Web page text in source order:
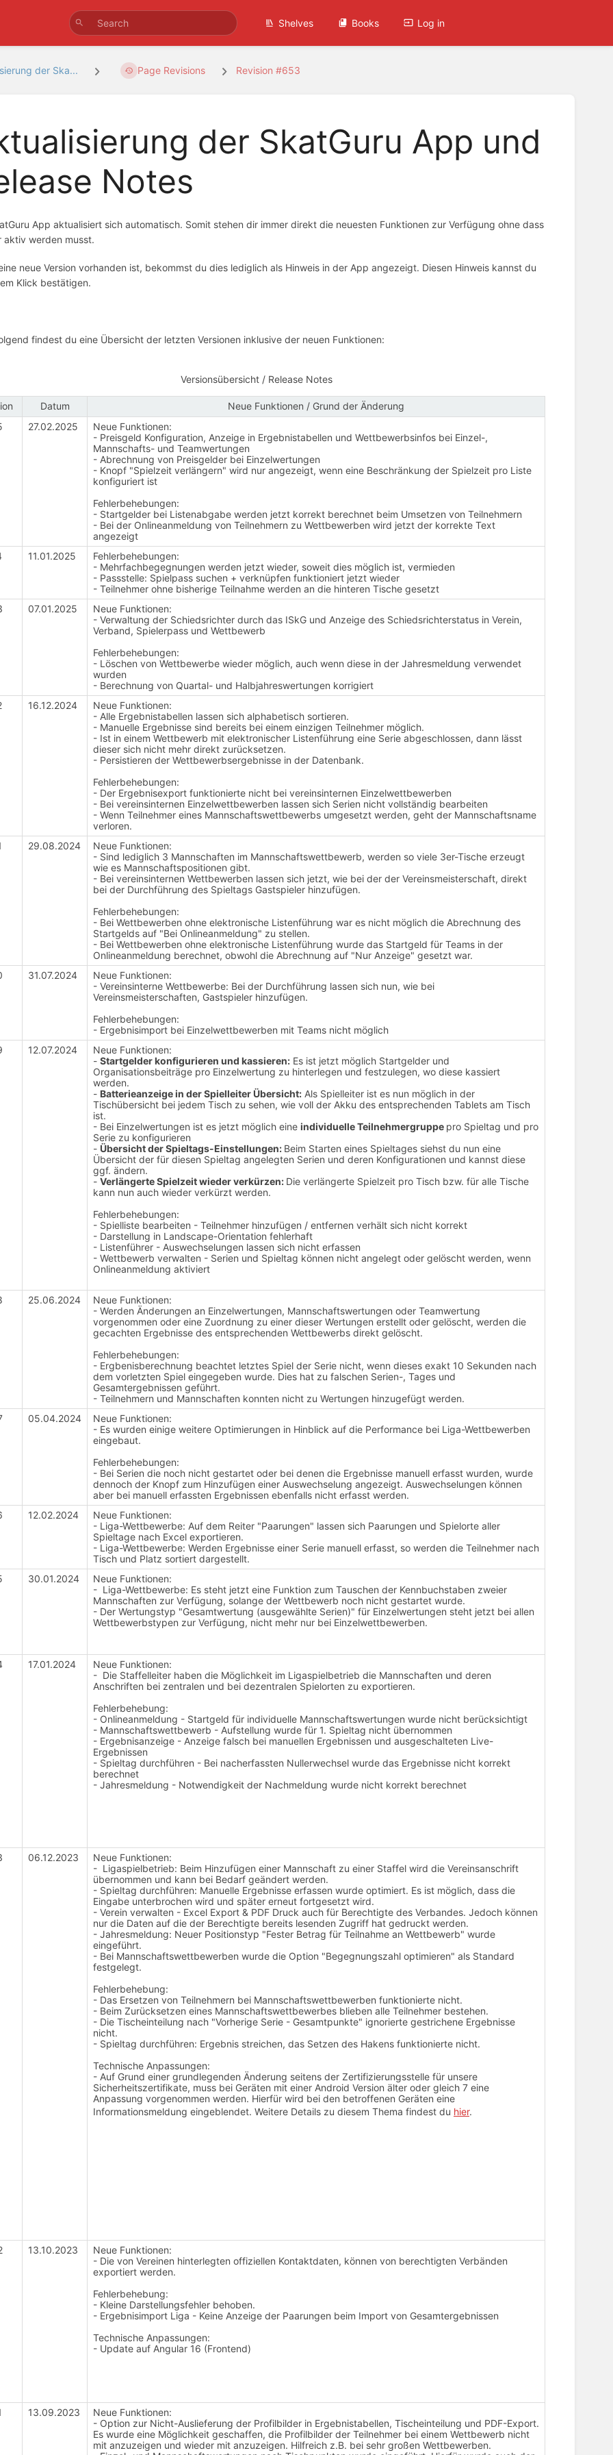
Shelves Books Log in
der Ska... Page Revisions Revision #653
der SkatGuru App und
Notes
App aktualisiert sich automatisch. Somit stehen dir immer direkt die neuesten Funktionen zur Verfügung ohne dass
aktiv werden musst.
neue Version vorhanden ist, bekommst du dies lediglich als Hinweis in der App angezeigt. Diesen Hinweis kannst du
Klick bestätigen.
findest du eine Übersicht der letzten Versionen inklusive der neuen Funktionen:
Versionsübersicht / Release Notes
Datum
Neue Funktionen / Grund der Änderung
27.02.2025
Neue Funktionen:
- Preisgeld Konfiguration, Anzeige in Ergebnistabellen und Wettbewerbsinfos bei Einzel-,
Mannschafts- und Teamwertungen
- Abrechnung von Preisgelder bei Einzelwertungen
- Knopf "Spielzeit verlängern" wird nur angezeigt, wenn eine Beschränkung der Spielzeit pro Liste
konfiguriert ist
Fehlerbehebungen:
- Startgelder bei Listenabgabe werden jetzt korrekt berechnet beim Umsetzen von Teilnehmern
- Bei der Onlineanmeldung von Teilnehmern zu Wettbewerben wird jetzt der korrekte Text
angezeigt
11.01.2025
Fehlerbehebungen:
- Mehrfachbegegnungen werden jetzt wieder, soweit dies möglich ist, vermieden
- Passstelle: Spielpass suchen + verknüpfen funktioniert jetzt wieder
- Teilnehmer ohne bisherige Teilnahme werden an die hinteren Tische gesetzt
07.01.2025
Neue Funktionen:
- Verwaltung der Schiedsrichter durch das ISkG und Anzeige des Schiedsrichterstatus in Verein,
Verband, Spielerpass und Wettbewerb
Fehlerbehebungen:
- Löschen von Wettbewerbe wieder möglich, auch wenn diese in der Jahresmeldung verwendet
wurden
- Berechnung von Quartal- und Halbjahreswertungen korrigiert
16.12.2024
Neue Funktionen:
- Alle Ergebnistabellen lassen sich alphabetisch sortieren.
- Manuelle Ergebnisse sind bereits bei einem einzigen Teilnehmer möglich.
- Ist in einem Wettbewerb mit elektronischer Listenführung eine Serie abgeschlossen, dann lässt
dieser sich nicht mehr direkt zurücksetzen.
- Persistieren der Wettbewerbsergebnisse in der Datenbank.
Fehlerbehebungen:
- Der Ergebnisexport funktionierte nicht bei vereinsinternen Einzelwettbewerben
- Bei vereinsinternen Einzelwettbewerben lassen sich Serien nicht vollständig bearbeiten
- Wenn Teilnehmer eines Mannschaftswettbewerbs umgesetzt werden, geht der Mannschaftsname
verloren.
29.08.2024
Neue Funktionen:
- Sind lediglich 3 Mannschaften im Mannschaftswettbewerb, werden so viele 3er-Tische erzeugt
wie es Mannschaftspositionen gibt.
- Bei vereinsinternen Wettbewerben lassen sich jetzt, wie bei der der Vereinsmeisterschaft, direkt
bei der Durchführung des Spieltags Gastspieler hinzufügen.
Fehlerbehebungen:
- Bei Wettbewerben ohne elektronische Listenführung war es nicht möglich die Abrechnung des
Startgelds auf "Bei Onlineanmeldung" zu stellen.
- Bei Wettbewerben ohne elektronische Listenführung wurde das Startgeld für Teams in der
Onlineanmeldung berechnet, obwohl die Abrechnung auf "Nur Anzeige" gesetzt war.
31.07.2024
Neue Funktionen:
- Vereinsinterne Wettbewerbe: Bei der Durchführung lassen sich nun, wie bei
Vereinsmeisterschaften, Gastspieler hinzufügen.
Fehlerbehebungen:
- Ergebnisimport bei Einzelwettbewerben mit Teams nicht möglich
12.07.2024
Neue Funktionen:
- Startgelder konfigurieren und kassieren: Es ist jetzt möglich Startgelder und
Organisationsbeiträge pro Einzelwertung zu hinterlegen und festzulegen, wo diese kassiert
werden.
- Batterieanzeige in der Spielleiter Übersicht: Als Spielleiter ist es nun möglich in der
Tischübersicht bei jedem Tisch zu sehen, wie voll der Akku des entsprechenden Tablets am Tisch
ist.
- Bei Einzelwertungen ist es jetzt möglich eine individuelle Teilnehmergruppe pro Spieltag und pro
Serie zu konfigurieren
- Übersicht der Spieltags-Einstellungen: Beim Starten eines Spieltages siehst du nun eine
Übersicht der für diesen Spieltag angelegten Serien und deren Konfigurationen und kannst diese
ggf. ändern.
- Verlängerte Spielzeit wieder verkürzen: Die verlängerte Spielzeit pro Tisch bzw. für alle Tische
kann nun auch wieder verkürzt werden.
Fehlerbehebungen:
- Spielliste bearbeiten - Teilnehmer hinzufügen / entfernen verhält sich nicht korrekt
- Darstellung in Landscape-Orientation fehlerhaft
- Listenführer - Auswechselungen lassen sich nicht erfassen
- Wettbewerb verwalten - Serien und Spieltag können nicht angelegt oder gelöscht werden, wenn
Onlineanmeldung aktiviert
25.06.2024
Neue Funktionen:
- Werden Änderungen an Einzelwertungen, Mannschaftswertungen oder Teamwertung
vorgenommen oder eine Zuordnung zu einer dieser Wertungen erstellt oder gelöscht, werden die
gecachten Ergebnisse des entsprechenden Wettbewerbs direkt gelöscht.
Fehlerbehebungen:
- Ergbenisberechnung beachtet letztes Spiel der Serie nicht, wenn dieses exakt 10 Sekunden nach
dem vorletzten Spiel eingegeben wurde. Dies hat zu falschen Serien-, Tages und
Gesamtergebnissen geführt.
- Teilnehmern und Mannschaften konnten nicht zu Wertungen hinzugefügt werden.
05.04.2024
Neue Funktionen:
- Es wurden einige weitere Optimierungen in Hinblick auf die Performance bei Liga-Wettbewerben
eingebaut.
Fehlerbehebungen:
- Bei Serien die noch nicht gestartet oder bei denen die Ergebnisse manuell erfasst wurden, wurde
dennoch der Knopf zum Hinzufügen einer Auswechselung angezeigt. Auswechselungen können
aber bei manuell erfassten Ergebnissen ebenfalls nicht erfasst werden.
12.02.2024
Neue Funktionen:
- Liga-Wettbewerbe: Auf dem Reiter "Paarungen" lassen sich Paarungen und Spielorte aller
Spieltage nach Excel exportieren.
- Liga-Wettbewerbe: Werden Ergebnisse einer Serie manuell erfasst, so werden die Teilnehmer nach
Tisch und Platz sortiert dargestellt.
30.01.2024
Neue Funktionen:
- Liga-Wettbewerbe: Es steht jetzt eine Funktion zum Tauschen der Kennbuchstaben zweier
Mannschaften zur Verfügung, solange der Wettbewerb noch nicht gestartet wurde.
- Der Wertungstyp "Gesamtwertung (ausgewählte Serien)" für Einzelwertungen steht jetzt bei allen
Wettbewerbstypen zur Verfügung, nicht mehr nur bei Einzelwettbewerben.
17.01.2024
Neue Funktionen:
- Die Staffelleiter haben die Möglichkeit im Ligaspielbetrieb die Mannschaften und deren
Anschriften bei zentralen und bei dezentralen Spielorten zu exportieren.
Fehlerbehebung:
- Onlineanmeldung - Startgeld für individuelle Mannschaftswertungen wurde nicht berücksichtigt
- Mannschaftswettbewerb - Aufstellung wurde für 1. Spieltag nicht übernommen
- Ergebnisanzeige - Anzeige falsch bei manuellen Ergebnissen und ausgeschalteten Live-
Ergebnissen
- Spieltag durchführen - Bei nacherfassten Nullerwechsel wurde das Ergebnisse nicht korrekt
berechnet
- Jahresmeldung - Notwendigkeit der Nachmeldung wurde nicht korrekt berechnet
06.12.2023
Neue Funktionen:
- Ligaspielbetrieb: Beim Hinzufügen einer Mannschaft zu einer Staffel wird die Vereinsanschrift
übernommen und kann bei Bedarf geändert werden.
- Spieltag durchführen: Manuelle Ergebnisse erfassen wurde optimiert. Es ist möglich, dass die
Eingabe unterbrochen wird und später erneut fortgesetzt wird.
- Verein verwalten - Excel Export & PDF Druck auch für Berechtigte des Verbandes. Jedoch können
nur die Daten auf die der Berechtigte bereits lesenden Zugriff hat gedruckt werden.
- Jahresmeldung: Neuer Positionstyp "Fester Betrag für Teilnahme an Wettbewerb" wurde
eingeführt.
- Bei Mannschaftswettbewerben wurde die Option "Begegnungszahl optimieren" als Standard
festgelegt.
Fehlerbehebung:
- Das Ersetzen von Teilnehmern bei Mannschaftswettbewerben funktionierte nicht.
- Beim Zurücksetzen eines Mannschaftswettbewerbes blieben alle Teilnehmer bestehen.
- Die Tischeinteilung nach "Vorherige Serie - Gesamtpunkte" ignorierte gestrichene Ergebnisse
nicht.
- Spieltag durchführen: Ergebnis streichen, das Setzen des Hakens funktionierte nicht.
Technische Anpassungen:
- Auf Grund einer grundlegenden Änderung seitens der Zertifizierungsstelle für unsere
Sicherheitszertifikate, muss bei Geräten mit einer Android Version älter oder gleich 7 eine
Anpassung vorgenommen werden. Hierfür wird bei den betroffenen Geräten eine
Informationsmeldung eingeblendet. Weitere Details zu diesem Thema findest du hier.
13.10.2023
Neue Funktionen:
- Die von Vereinen hinterlegten offiziellen Kontaktdaten, können von berechtigten Verbänden
exportiert werden.
Fehlerbehebung:
- Kleine Darstellungsfehler behoben.
- Ergebnisimport Liga - Keine Anzeige der Paarungen beim Import von Gesamtergebnissen
Technische Anpassungen:
- Update auf Angular 16 (Frontend)
13.09.2023
Neue Funktionen:
- Option zur Nicht-Auslieferung der Profilbilder in Ergebnistabellen, Tischeinteilung und PDF-Export.
Es wurde eine Möglichkeit geschaffen, die Profilbilder der Teilnehmer bei einem Wettbewerb nicht
mit anzuzeigen und wieder mit anzuzeigen. Hilfreich z.B. bei sehr großen Wettbewerben.